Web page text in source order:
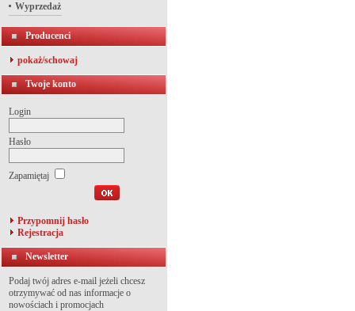
Wyprzedaż
Producenci
pokaż/schowaj
Twoje konto
Login
Hasło
Zapamiętaj
Przypomnij hasło
Rejestracja
Newsletter
Podaj twój adres e-mail jeżeli chcesz
otrzymywać od nas informacje o
nowościach i promocjach